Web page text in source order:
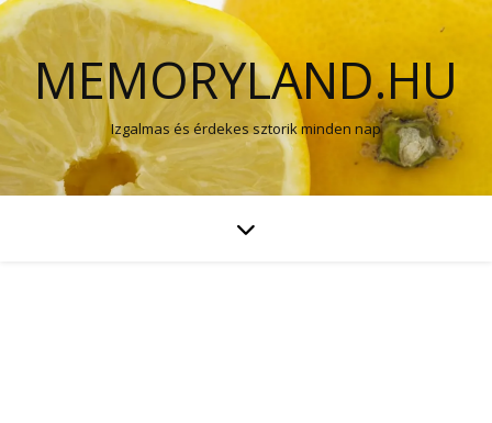
MEMORYLAND.HU
Izgalmas és érdekes sztorik minden nap